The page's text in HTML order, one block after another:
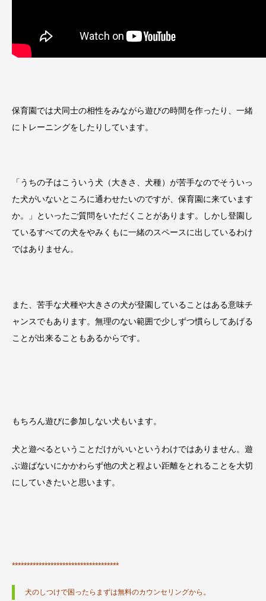
保育園では犬同士の相性をみながら遊びの時間を作ったり、一緒
にトレーニングをしたりしています。
「うちの子はこういう犬（大きさ、犬種）が苦手なのでそういっ
た犬がいないところに通わせたいのですが、保育園に来ています
か。」といったご質問をいただくことがあります。しかし登園し
ているすべての犬をやみくもに一緒のスペースに出しているわけ
ではありません。
また、苦手な犬種や大きさの犬が登園していることはある意味チ
ャンスでもあります。無理のない範囲で少しずつ慣らしてあげる
ことが出来ることもあるからです。
もちろん遊びに参加しない犬もいます。
犬と遊べるということだけがいいというわけではありません。遊
ぶ遊ばないにかかわらず他の犬と程よい距離をとれることを大切
にしていきたいと思います。
************************************
犬のしつけで困ったらまずは無料のカウンセリングから。